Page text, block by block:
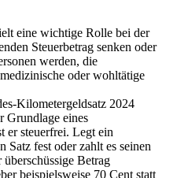
eine wichtige Rolle bei der
Steuerbetrag senken oder
werden, die
oder wohltätige
Kilometergeldsatz 2024
Grundlage eines
er steuerfrei. Legt ein
Satz fest oder zahlt es seinen
überschüssige Betrag
beispielsweise 70 Cent statt